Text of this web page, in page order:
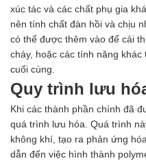
xúc tác và các chất phụ gia
nên tính chất đàn hồi và chịu
có thể được thêm vào để cải
cháy, hoặc các tính năng
cuối cùng.
Quy trình lưu
Khi các thành phần chính đã
quá trình lưu hóa. Quá trình
không khí, tạo ra phản ứng
dẫn đến việc hình thành